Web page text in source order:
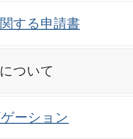
する申請書
ついて
ーション